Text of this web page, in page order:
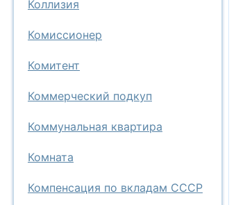
Коллизия
Комиссионер
Комитент
Коммерческий подкуп
Коммунальная квартира
Комната
Компенсация по вкладам СССР